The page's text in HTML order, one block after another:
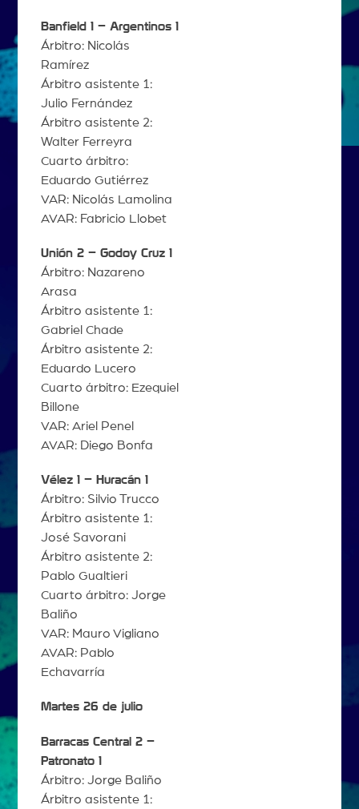
Banfield 1 – Argentinos 1
Árbitro: Nicolás
Ramírez
Árbitro asistente 1:
Julio Fernández
Árbitro asistente 2:
Walter Ferreyra
Cuarto árbitro:
Eduardo Gutiérrez
VAR: Nicolás Lamolina
AVAR: Fabricio Llobet
Unión 2 – Godoy Cruz 1
Árbitro: Nazareno
Arasa
Árbitro asistente 1:
Gabriel Chade
Árbitro asistente 2:
Eduardo Lucero
Cuarto árbitro: Ezequiel
Billone
VAR: Ariel Penel
AVAR: Diego Bonfa
Vélez 1 – Huracán 1
Árbitro: Silvio Trucco
Árbitro asistente 1:
José Savorani
Árbitro asistente 2:
Pablo Gualtieri
Cuarto árbitro: Jorge
Baliño
VAR: Mauro Vigliano
AVAR: Pablo
Echavarría
Martes 26 de julio
Barracas Central 2 –
Patronato 1
Árbitro: Jorge Baliño
Árbitro asistente 1: